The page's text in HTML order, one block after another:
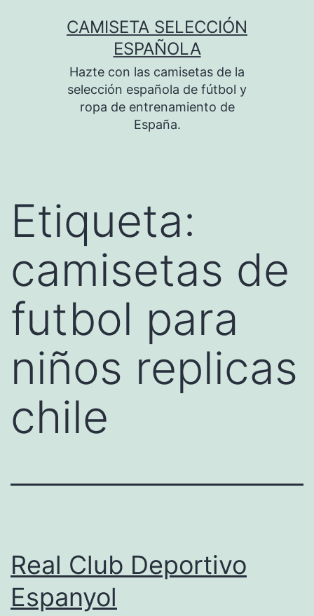
CAMISETA SELECCIÓN
ESPAÑOLA
Hazte con las camisetas de la
selección española de fútbol y
ropa de entrenamiento de
España.
Etiqueta:
camisetas de
futbol para
niños replicas
chile
Real Club Deportivo
Espanyol